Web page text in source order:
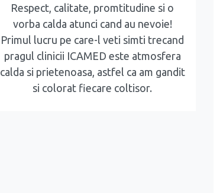
Respect, calitate, promtitudine si o
vorba calda atunci cand au nevoie!
Primul lucru pe care-l veti simti trecand
pragul clinicii ICAMED este atmosfera
calda si prietenoasa, astfel ca am gandit
si colorat fiecare coltisor.